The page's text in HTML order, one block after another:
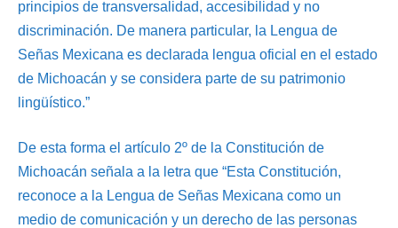
principios de transversalidad, accesibilidad y no
discriminación. De manera particular, la Lengua de
Señas Mexicana es declarada lengua oficial en el estado
de Michoacán y se considera parte de su patrimonio
lingüístico.”
De esta forma el artículo 2º de la Constitución de
Michoacán señala a la letra que “Esta Constitución,
reconoce a la Lengua de Señas Mexicana como un
medio de comunicación y un derecho de las personas